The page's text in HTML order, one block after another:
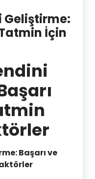
Geliştirme:
İçin
Başarı ve